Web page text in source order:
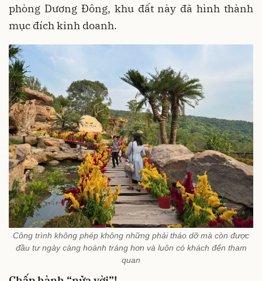
phòng Dương Đông, khu đất này đã hình thành
mục đích kinh doanh.
Công trình không phép không những phải tháo dỡ mà còn được
đầu tư ngày càng hoành tráng hơn và luôn có khách đến tham
quan